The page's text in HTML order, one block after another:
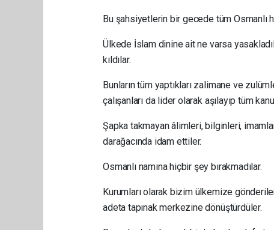
Bu şahsiyetlerin bir gecede tüm Osmanlı
Ülkede İslam dinine ait ne varsa
kıldılar.
Bunların tüm yaptıkları zalimane ve
çalışanları da lider olarak aşılayıp tüm
Şapka takmayan âlimleri, bilginleri,
darağacında idam ettiler.
Osmanlı namına hiçbir şey bırakmadılar.
Kurumları olarak bizim ülkemize
adeta tapınak merkezine dönüştürdüler.